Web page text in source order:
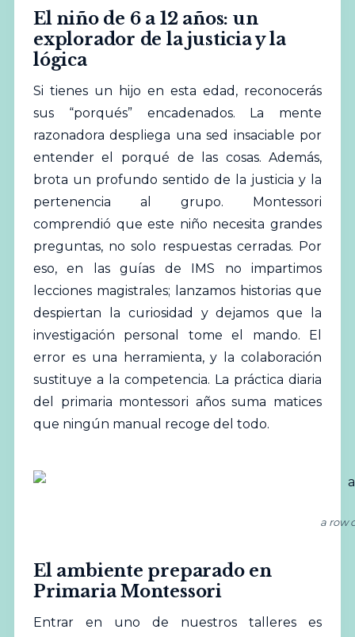
El niño de 6 a 12 años: un
explorador de la justicia y la
lógica
Si tienes un hijo en esta edad, reconocerás
sus “porqués” encadenados. La mente
razonadora despliega una sed insaciable por
entender el porqué de las cosas. Además,
brota un profundo sentido de la justicia y la
pertenencia al grupo. Montessori
comprendió que este niño necesita grandes
preguntas, no solo respuestas cerradas. Por
eso, en las guías de IMS no impartimos
lecciones magistrales; lanzamos historias que
despiertan la curiosidad y dejamos que la
investigación personal tome el mando. El
error es una herramienta, y la colaboración
sustituye a la competencia. La práctica diaria
del primaria montessori años suma matices
que ningún manual recoge del todo.
a row
El ambiente preparado en
Primaria Montessori
Entrar en uno de nuestros talleres es